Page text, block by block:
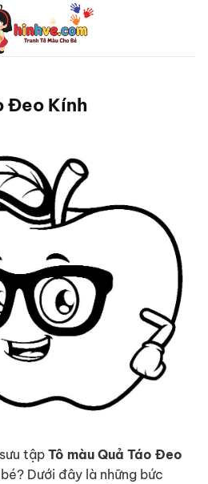
Đeo Kính
tập Tô màu Quả Táo Đeo
Dưới đây là những bức